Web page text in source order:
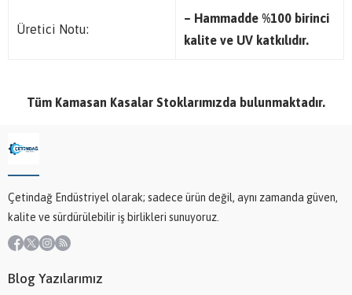
Üretici Notu:
– Hammadde %100 birinci
kalite ve UV katkılıdır.
Tüm Kamasan Kasalar Stoklarımızda bulunmaktadır.
Çetindağ Endüstriyel olarak; sadece ürün değil, aynı zamanda güven,
kalite ve sürdürülebilir iş birlikleri sunuyoruz.
Blog Yazılarımız